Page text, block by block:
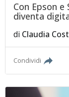
Con Epson
diventa
di Claudia
Condividi